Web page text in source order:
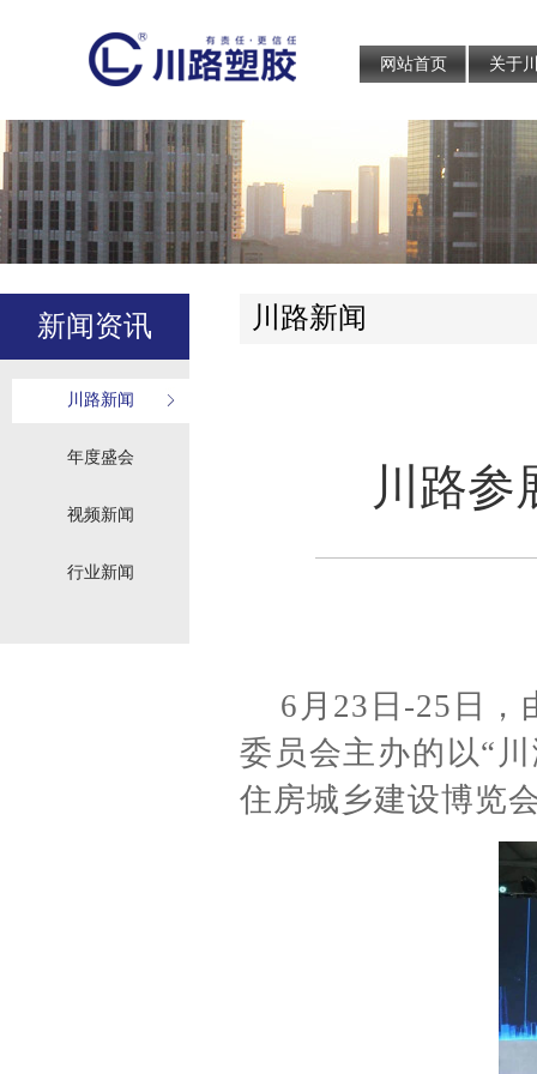
网站首页 关于
新闻资讯
川路新闻
年度盛会
视频新闻
行业新闻
川路新闻
川路参
6月23日 -25日
委员会主办的以“
住房城乡建设博览